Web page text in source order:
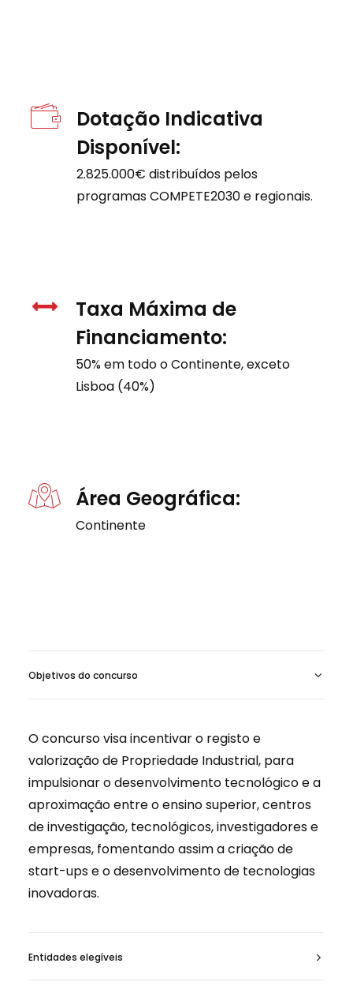
Dotação Indicativa
Disponível:
2.825.000€ distribuídos pelos
programas COMPETE2030 e regionais.
Taxa Máxima de
Financiamento:
50% em todo o Continente, exceto
Lisboa (40%)
Área Geográfica:
Continente
Objetivos do concurso
O concurso visa incentivar o registo e
valorização de Propriedade Industrial, para
impulsionar o desenvolvimento tecnológico e a
aproximação entre o ensino superior, centros
de investigação, tecnológicos, investigadores e
empresas, fomentando assim a criação de
start-ups e o desenvolvimento de tecnologias
inovadoras.
Entidades elegíveis